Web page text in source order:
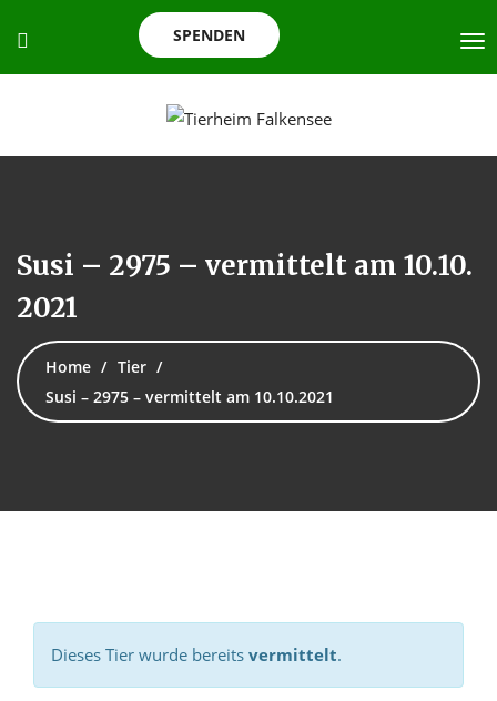
SPENDEN
Susi – 2975 – vermittelt am 10.10.
2021
Home
Tier
Susi – 2975 – vermittelt am 10.10.2021
Dieses Tier wurde bereits vermittelt.